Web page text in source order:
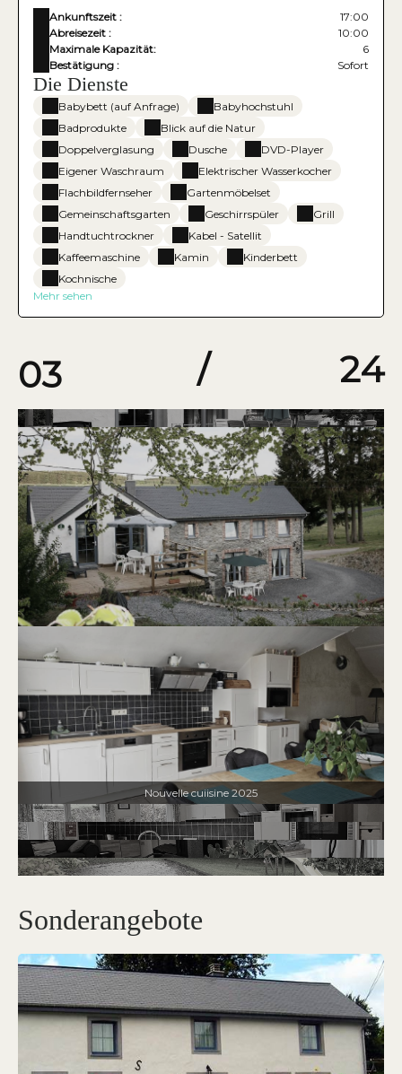
Ankunftszeit :
17:00
Abreisezeit :
10:00
Maximale Kapazität:
6
Bestätigung :
Sofort
Die Dienste
Babybett (auf Anfrage)
Babyhochstuhl
Badprodukte
Blick auf die Natur
Doppelverglasung
Dusche
DVD-Player
Eigener Waschraum
Elektrischer Wasserkocher
Flachbildfernseher
Gartenmöbelset
Gemeinschaftsgarten
Geschirrspüler
Grill
Handtuchtrockner
Kabel - Satellit
Kaffeemaschine
Kamin
Kinderbett
Kochnische
Mehr sehen
03 / 24
Nouvelle cuiisine 2025
Sonderangebote